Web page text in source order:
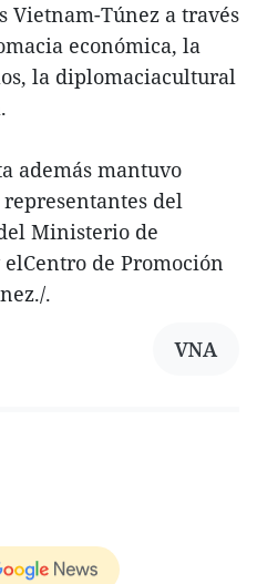
Vietnam-Túnez a través
económica, la
la diplomaciacultural
además mantuvo
del
Ministerio de
de Promoción
.
VNA